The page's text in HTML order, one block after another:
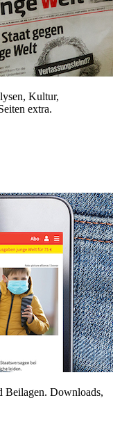
Kultur,
extra.
Beilagen. Downloads,